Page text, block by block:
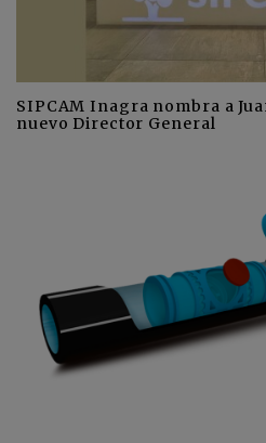
SIPCAM Inagra nombra a
nuevo Director General